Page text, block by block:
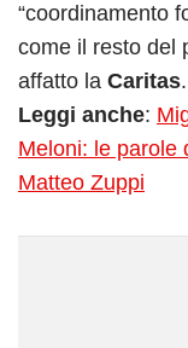
“coordinamento
come il resto del
affatto la Caritas.
Leggi anche:
Meloni: le parole
Matteo Zuppi